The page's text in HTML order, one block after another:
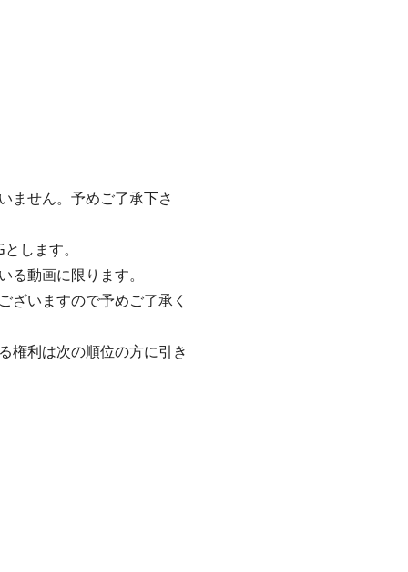
ません。予めご了承下さ
します。
動画に限ります。
ざいますので予めご了承く
権利は次の順位の方に引き